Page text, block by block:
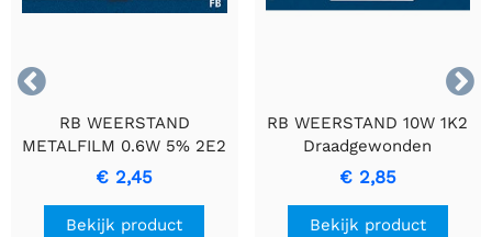


RB WEERSTAND
METALFILM 0.6W 5% 2E2
- Duurzame
Precisieweerstand
€ 2,45
Bekijk product
RB WEERSTAND 10W 1K2
Draadgewonden
Cementweerstand met
Keramische Behuizing
€ 2,85
Bekijk product